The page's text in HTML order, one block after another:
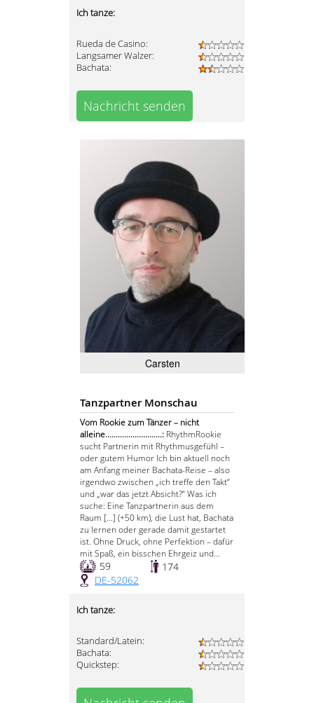
Ich tanze:
Rueda de Casino:
Langsamer Walzer:
Bachata:
Nachricht senden
Carsten
Tanzpartner Monschau
Vom Rookie zum Tänzer – nicht
alleine...........................: RhythmRookie
sucht Partnerin mit Rhythmusgefühl –
oder gutem Humor Ich bin aktuell noch
am Anfang meiner Bachata-Reise – also
irgendwo zwischen „ich treffe den Takt“
und „war das jetzt Absicht?“ Was ich
suche: Eine Tanzpartnerin aus dem
Raum [...] (+50 km), die Lust hat, Bachata
zu lernen oder gerade damit gestartet
ist. Ohne Druck, ohne Perfektion – dafür
mit Spaß, ein bisschen Ehrgeiz und...
59
174
DE-52062
Ich tanze:
Standard/Latein:
Bachata:
Quickstep: